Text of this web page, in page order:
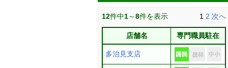
12件中1～8件を表示 1 2 次へ
店舗名 専門職員駐在
多治見支店